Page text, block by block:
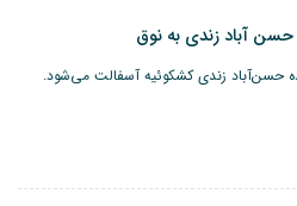
آباد زندی به نوق
حسن‌آباد زندی کشکوئیه آسفالت می‌شود.